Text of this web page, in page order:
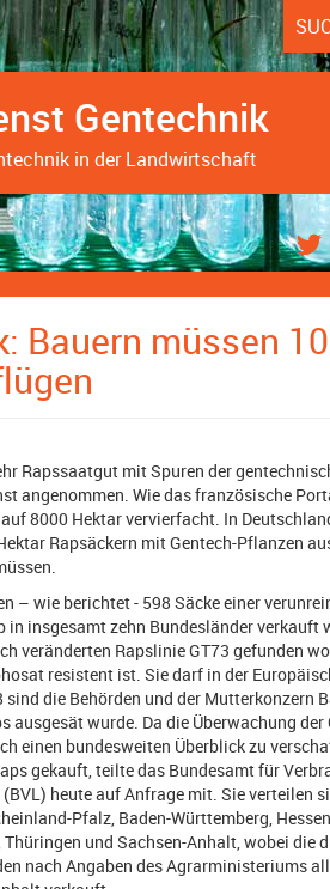
Gentechnik
in der Landwirtschaft
Bauern müssen
Rapssaatgut mit Spuren der
angenommen. Wie das französische
8000 Hektar vervierfacht. In
Rapsäckern mit Gentech-Pflanzen
– wie berichtet - 598 Säcke einer
in insgesamt zehn Bundesländer verkauft
veränderten Rapslinie GT73 gefunden
resistent ist. Sie darf in der
sind die Behörden und der Mutterkonzern
ausgesät wurde. Da die Überwachung
einen bundesweiten Überblick zu
gekauft, teilte das Bundesamt für
heute auf Anfrage mit. Sie verteilen
Pfalz, Baden-Württemberg,
Thüringen und Sachsen-Anhalt, wobei die
nach Angaben des Agrarministeriums